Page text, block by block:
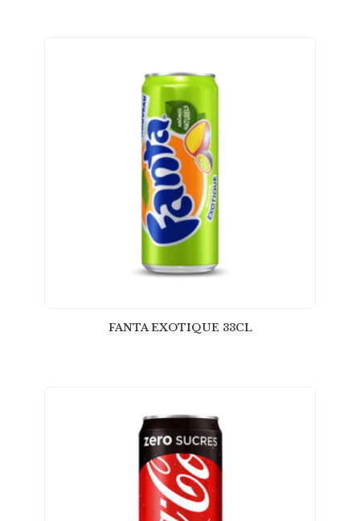
FANTA EXOTIQUE 33CL